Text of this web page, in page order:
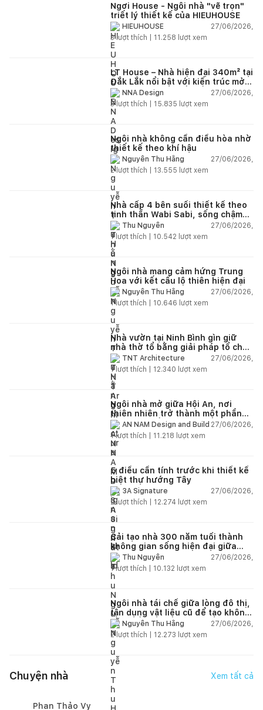
Ngơi House - Ngôi nhà "vẽ trọn"
triết lý thiết kế của HIEUHOUSE
HIEUHOUSE
27/06/2026,
3lượt thích | 11.258 lượt xem
LT House – Nhà hiện đại 340m² tại
Đắk Lắk nổi bật với kiến trúc mở
và hệ sân vườn kết nối thiên
nhiên
NNA Design
27/06/2026,
3lượt thích | 15.835 lượt xem
Ngôi nhà không cần điều hòa nhờ
thiết kế theo khí hậu
Nguyễn Thu Hằng
27/06/2026,
2lượt thích | 13.555 lượt xem
Nhà cấp 4 bên suối thiết kế theo
tinh thần Wabi Sabi, sống chậm
giữa thiên nhiên
Thu Nguyễn
27/06/2026,
1lượt thích | 10.542 lượt xem
Ngôi nhà mang cảm hứng Trung
Hoa với kết cấu lộ thiên hiện đại
Nguyễn Thu Hằng
27/06/2026,
1lượt thích | 10.646 lượt xem
Nhà vườn tại Ninh Bình gìn giữ
nhà thờ tổ bằng giải pháp tổ chức
lại không gian
TNT Architecture
27/06/2026,
1lượt thích | 12.340 lượt xem
Ngôi nhà mở giữa Hội An, nơi
thiên nhiên trở thành một phần
của cuộc sống
AN NAM Design and Build 27/06/2026,
1lượt thích | 11.218 lượt xem
5 điều cần tính trước khi thiết kế
biệt thự hướng Tây
3A Signature
27/06/2026,
2lượt thích | 12.274 lượt xem
Cải tạo nhà 300 năm tuổi thành
không gian sống hiện đại giữa
thiên nhiên
Thu Nguyễn
27/06/2026,
1lượt thích | 10.132 lượt xem
Ngôi nhà tái chế giữa lòng đô thị,
tận dụng vật liệu cũ để tạo không
gian sống linh hoạt
Nguyễn Thu Hằng
27/06/2026,
2lượt thích | 12.273 lượt xem
Chuyện nhà Xem tất cả
Phan Thảo Vy